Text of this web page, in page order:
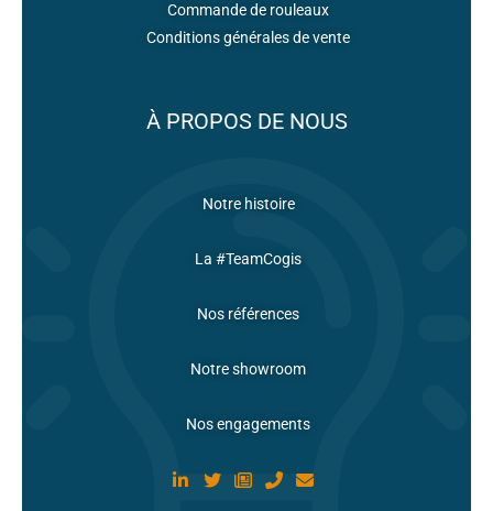
Commande de rouleaux
Conditions générales de vente
À PROPOS DE NOUS
Notre histoire
La #TeamCogis
Nos références
Notre showroom
Nos engagements